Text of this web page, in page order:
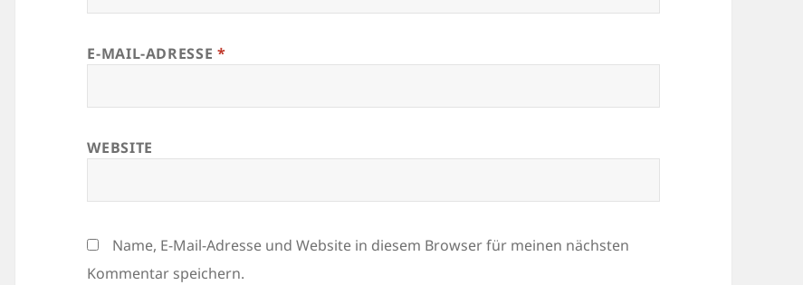
E-MAIL-ADRESSE *
WEBSITE
Name, E-Mail-Adresse und Website in diesem Browser für meinen nächsten
Kommentar speichern.